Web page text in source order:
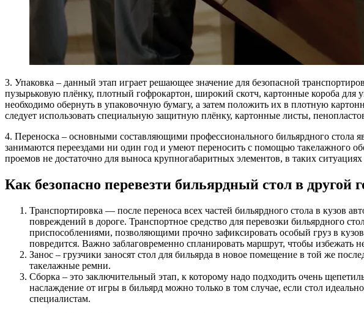
3. Упаковка – данный этап играет решающее значение для безопасной
пузырьковую плёнку, плотный гофрокартон, широкий скотч, картонные короба
необходимо обернуть в упаковочную бумагу, а затем положить их в плотную
следует использовать специальную защитную плёнку, картонные листы,
4. Переноска – основными составляющими профессионального бильярдного стола
занимаются переездами ни один год и умеют переносить с помощью такелажного
проемов не достаточно для выноса крупногабаритных элементов, в таких
Как безопасно перевезти бильярдный стол в другой
Транспортировка — после переноса всех частей бильярдного стола в кузов
повреждений в дороге. Транспортное средство для перевозки бильярдного
приспособлениями, позволяющими прочно зафиксировать особый груз в
повредится. Важно заблаговременно спланировать маршрут, чтобы избежать
Занос – грузчики заносят стол для бильярда в новое помещение в той же
такелажные ремни.
Сборка – это заключительный этап, к которому надо подходить очень
наслаждение от игры в бильярд можно только в том случае, если стол
специалистам.